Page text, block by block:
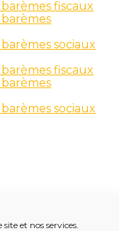
et nos services.
fiscaux
sociaux
fiscaux
sociaux